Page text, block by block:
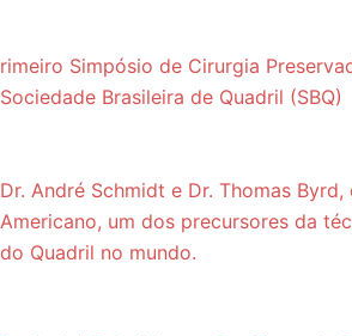
rimeiro Simpósio de Cirurgia
Sociedade Brasileira de Quadril (SBQ)
Dr. André Schmidt e Dr. Thomas
Americano, um dos precursores da
do Quadril no mundo.